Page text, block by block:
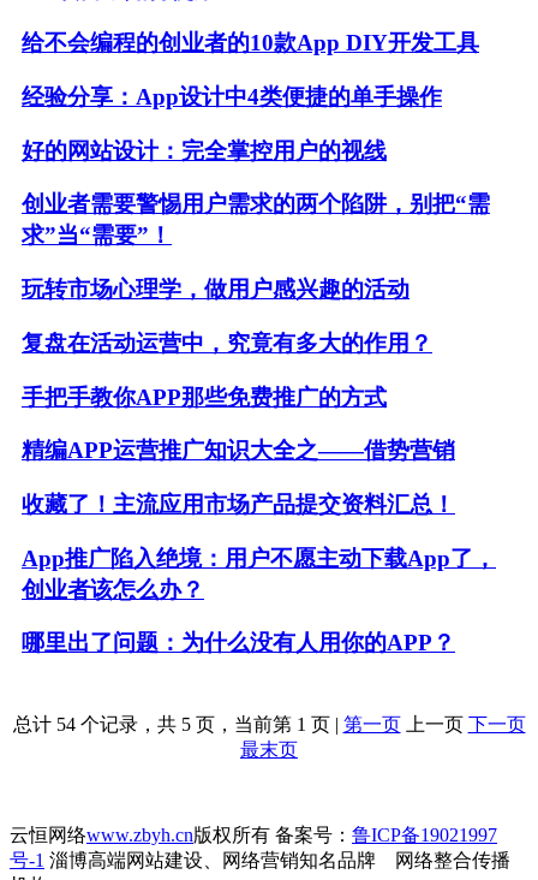
给不会编程的创业者的10款App DIY开发工具
经验分享：App设计中4类便捷的单手操作
好的网站设计：完全掌控用户的视线
创业者需要警惕用户需求的两个陷阱，别把“需
求”当“需要”！
玩转市场心理学，做用户感兴趣的活动
复盘在活动运营中，究竟有多大的作用？
手把手教你APP那些免费推广的方式
精编APP运营推广知识大全之——借势营销
收藏了！主流应用市场产品提交资料汇总！
App推广陷入绝境：用户不愿主动下载App了，
创业者该怎么办？
哪里出了问题：为什么没有人用你的APP？
总计 54 个记录，共 5 页，当前第 1 页 | 第一页上一页 下一页
最末页
云恒网络www.zbyh.cn版权所有 备案号： 鲁ICP备19021997
号-1 淄博高端网站建设、网络营销知名品牌 网络整合传播